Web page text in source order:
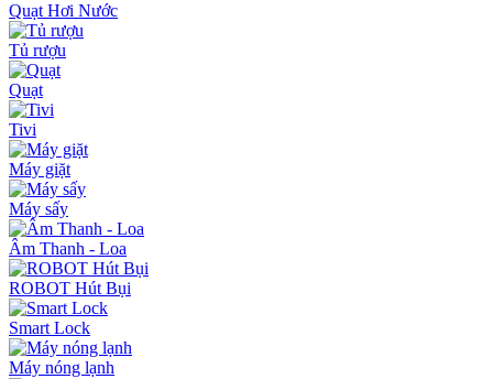
Quạt Hơi Nước
Tủ rượu
Quạt
Tivi
Máy giặt
Máy sấy
Âm Thanh - Loa
ROBOT Hút Bụi
Smart Lock
Máy nóng lạnh